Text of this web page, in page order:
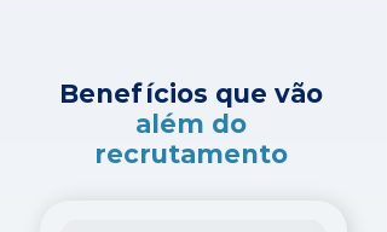
Benefícios que vão
além do
recrutamento